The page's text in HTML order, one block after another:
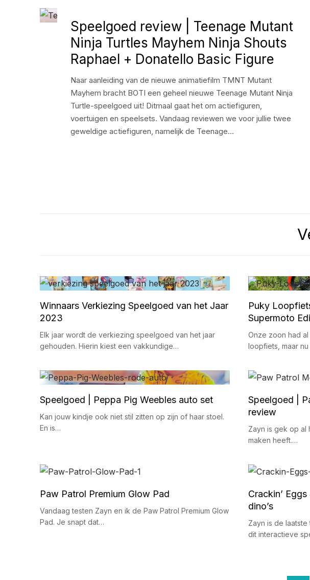
Speelgoed review | Teenage Mutant
Ninja Turtles Mayhem Ninja Shouts
Raphael + Donatello Basic Figure
Naar aanleiding van de nieuwe animatiefilm TMNT Mutant
Mayhem bracht BOTI een geheel nieuwe Teenage Mutant Ninja
Turtle-speelgoed uit! Ditmaal gaat het om actiefiguren,
voertuigen en speelsets. Vandaag reviewen we voor jullie twee
geweldige actiefiguren, namelijk de Teenage…
Winnaars Verkiezing Speelgoed van het Jaar
2023
Elk jaar wordt de verkiezing speelgoed van het jaar
gehouden. Hierin kiest een vakkundige…
Puky
Supermoto
Onze zoon had
loopfiets, maar
Speelgoed | Peppa Pig Weebles auto set
Kan jouw kindje ook niet stil zitten op zijn of haar stoel.
En is…
Speelgoed |
review
Zayn is gek op al
maken heeft.…
Paw Patrol Premium Glow Pad
Vandaag testen Zayn en ik de Paw Patrol Premium Glow
Pad. Je snapt dat…
Crackin’
dino’s
Zayn is de laatste
dit interactieve